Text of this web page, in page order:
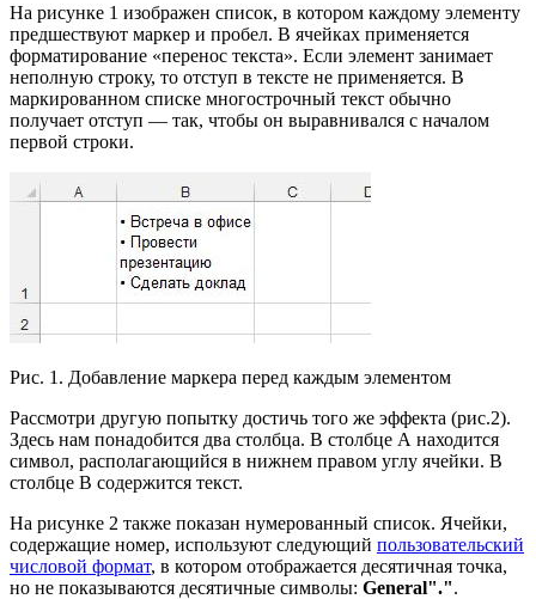
На рисунке 1 изображен список, в котором каждому элементу
предшествуют маркер и пробел. В ячейках применяется
форматирование «перенос текста». Если элемент занимает
неполную строку, то отступ в тексте не применяется. В
маркированном списке многострочный текст обычно
получает отступ — так, чтобы он выравнивался с началом
первой строки.
Рис. 1. Добавление маркера перед каждым элементом
Рассмотри другую попытку достичь того же эффекта (рис.2).
Здесь нам понадобится два столбца. В столбце А находится
символ, располагающийся в нижнем правом углу ячейки. В
столбце В содержится текст.
На рисунке 2 также показан нумерованный список. Ячейки,
содержащие номер, используют следующий пользовательский
числовой формат, в котором отображается десятичная точка,
но не показываются десятичные символы: General".".